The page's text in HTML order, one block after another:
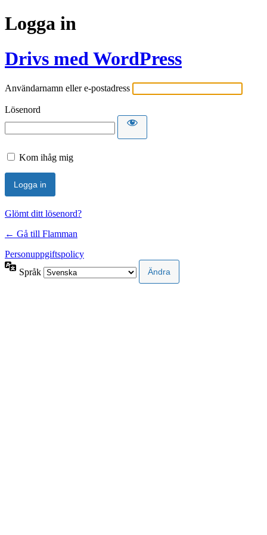
Logga in
Drivs med WordPress
Användarnamn eller e-postadress
Lösenord
Kom ihåg mig
Glömt ditt lösenord?
← Gå till Flamman
Personuppgiftspolicy
Språk